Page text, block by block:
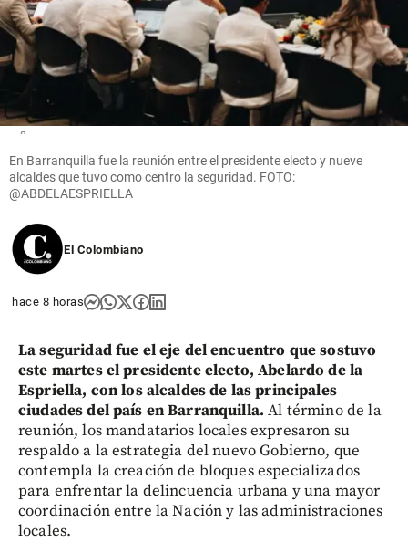
Espriella en
Barranquilla
no estará
lista el 7 de
agosto, ¿por
share
En Barranquilla fue la reunión entre el presidente electo y nueve
alcaldes que tuvo como centro la seguridad. FOTO:
@ABDELAESPRIELLA
El Colombiano
hace 8 horas
La seguridad fue el eje del encuentro que sostuvo
este martes el presidente electo, Abelardo de la
Espriella, con los alcaldes de las principales
ciudades del país en Barranquilla.Al término de la
reunión, los mandatarios locales expresaron su
respaldo a la estrategia del nuevo Gobierno, que
contempla la creación de bloques especializados
para enfrentar la delincuencia urbana y una mayor
coordinación entre la Nación y las administraciones
locales.